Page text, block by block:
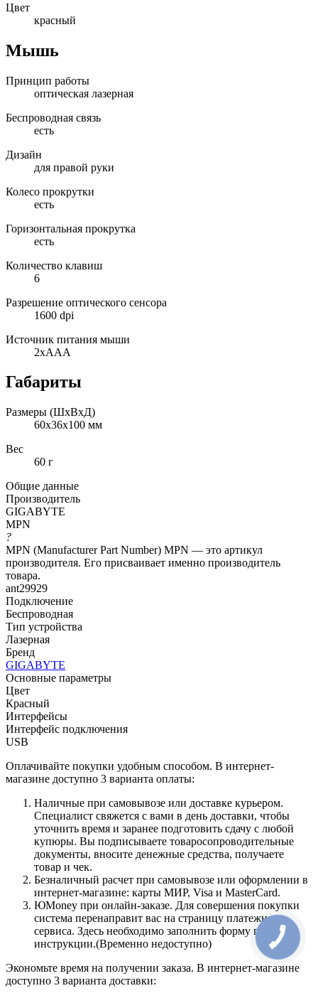
Цвет
красный
Мышь
Принцип работы
оптическая лазерная
Беспроводная связь
есть
Дизайн
для правой руки
Колесо прокрутки
есть
Горизонтальная прокрутка
есть
Количество клавиш
6
Разрешение оптического сенсора
1600 dpi
Источник питания мыши
2xAAA
Габариты
Размеры (ШxВxД)
60x36x100 мм
Вес
60 г
Общие данные
Производитель
GIGABYTE
MPN
?
MPN (Manufacturer Part Number) MPN — это артикул
производителя. Его присваивает именно производитель
товара.
ant29929
Подключение
Беспроводная
Тип устройства
Лазерная
Бренд
GIGABYTE
Основные параметры
Цвет
Красный
Интерфейсы
Интерфейс подключения
USB
Оплачивайте покупки удобным способом. В интернет-
магазине доступно 3 варианта оплаты:
Наличные при самовывозе или доставке курьером.
Специалист свяжется с вами в день доставки, чтобы
уточнить время и заранее подготовить сдачу с любой
купюры. Вы подписываете товаросопроводительные
документы, вносите денежные средства, получаете
товар и чек.
Безналичный расчет при самовывозе или оформлении в
интернет-магазине: карты МИР, Visa и MasterCard.
ЮMoney при онлайн-заказе. Для совершения покупки
система перенаправит вас на страницу платежного
сервиса. Здесь необходимо заполнить форму по
инструкции.(Временно недоступно)
Экономьте время на получении заказа. В интернет-магазине
доступно 3 варианта доставки: